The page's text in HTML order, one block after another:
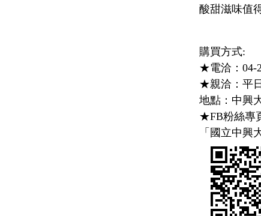
酸甜滋味值
購買方式:
★電洽： 04-
★親洽：平
地點：中興
★FB粉絲專
「國立中興